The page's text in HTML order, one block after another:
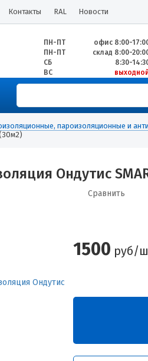
Контакты RAL Новости
ПН-ПТ
офис 8:00-
ПН-ПТ
склад 8:00-
СБ
8:30-
ВС
пароизоляционные и
Ондутис
Сравнить
1500 руб/